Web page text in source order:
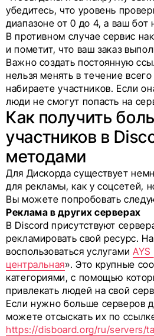
убедитесь, что уровень
диапазоне от 0 до 4, а ваш бот
В противном случае сервис
и пометит, что ваш заказ
Важно создать постоянную
нельзя менять в течение
набираете участников. Если
люди не смогут попасть на
Как получить
участников в
методами
Для Дискорда существует
для рекламы, как у соцсетей,
Вы можете попробовать
Реклама в других серверах
В Discord присутствуют
рекламировать свой ресурс.
воспользоваться услугами AYS
центральная». Это крупные
категориями, с помощью
привлекать людей на свой
Если нужно больше серверов
можете отсыскать их по
https://disboard.org/ru/servers/